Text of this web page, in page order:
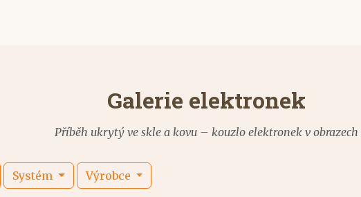
Galerie elektronek
Příběh ukrytý ve skle a kovu – kouzlo elektronek v obrazech
Systém Výrobce